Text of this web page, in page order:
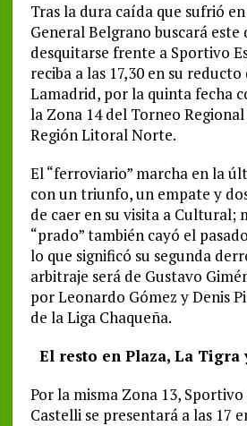
Tras la dura caída que sufrió
General Belgrano buscará este
desquitarse frente a Sportivo
reciba a las 17,30 en su
Lamadrid, por la quinta fecha
la Zona 14 del Torneo
Región Litoral Norte.
El “ferroviario” marcha en la
con un triunfo, un empate y
de caer en su visita a Cultural;
“prado” también cayó el
lo que significó su segunda
arbitraje será de Gustavo
por Leonardo Gómez y Denis
de la Liga Chaqueña.
El resto en Plaza, La Tigra
Por la misma Zona 13,
Castelli se presentará a las 17